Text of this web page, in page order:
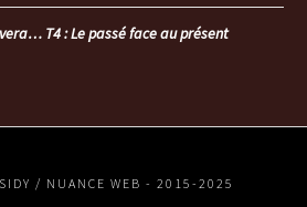
T4 : Le passé face au présent
/ NUANCE WEB - 2015-2025